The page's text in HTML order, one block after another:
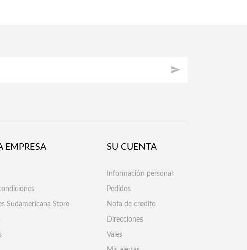

EMPRESA
Sudamericana Store
SU CUENTA
Información personal
Pedidos
Nota de credito
Direcciones
Vales